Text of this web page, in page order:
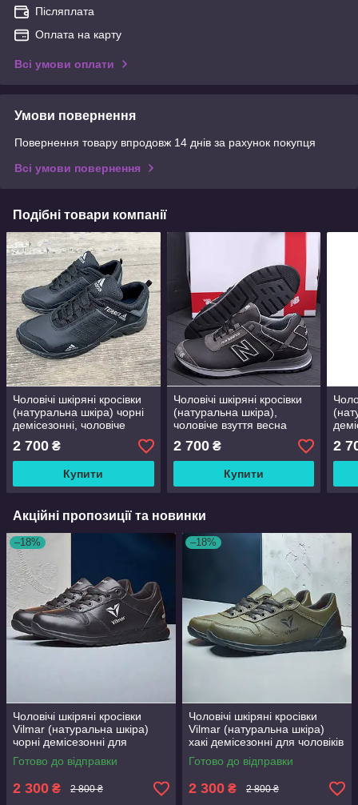
Післяплата
Оплата на карту
Всі умови оплати
Умови повернення
Повернення товару впродовж 14 днів за рахунок покупця
Всі умови повернення
Подібні товари компанії
Чоловічі шкіряні кросівки
(натуральна шкіра) чорні
демісезонні, чоловіче
взуття весна осінь розмір
40 41 42 43 44 45
2 700 ₴
Купити
Чоловічі шкіряні кросівки
(натуральна шкіра),
чоловіче взуття весна
кроси, розмір 40 41 42 43
44 45
2 700₴
Купити
44
2
Акційні пропозиції та новинки
–18%
Чоловічі шкіряні кросівки
Vilmar (натуральна шкіра)
чорні демісезонні для
чоловіків на весну осінь,
розмір 39 40 41 42 43 44 45
Готово до відправки
2 300 ₴ 2 800 ₴
–18%
Чоловічі шкіряні кросівки
Vilmar (натуральна шкіра)
хакі демісезонні для чоловіків
на весну осінь, розмір 39 40
41 42 43 44 45 46
Готово до відправки
2 300 ₴ 2 800 ₴